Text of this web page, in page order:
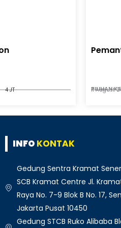
4 JT PILIHAN
11 August
INFO KONTAK
Gedung Sentra Kramat
SCB Kramat Centre Jl.
Raya No. 7-9 Blok B No. 17,
Jakarta Pusat 10450
Gedung STCB Ruko Alibaba